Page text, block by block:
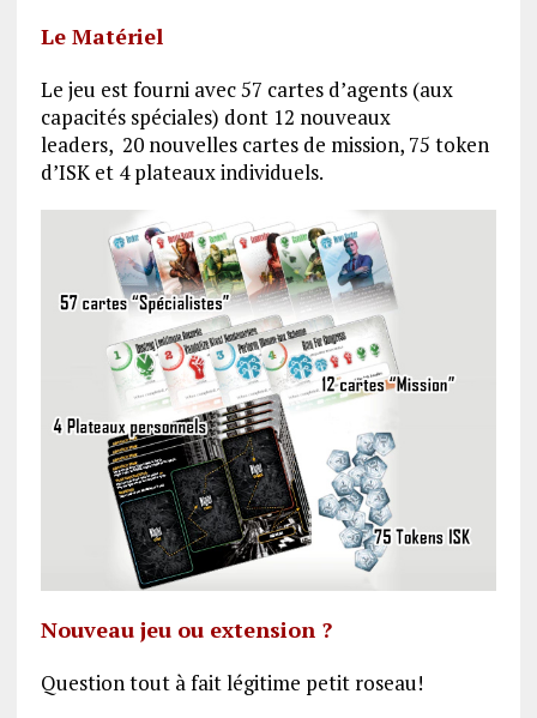
Le Matériel
Le jeu est fourni avec 57 cartes d’agents (aux
capacités spéciales) dont 12 nouveaux
leaders, 20 nouvelles cartes de mission, 75 token
d’ISK et 4 plateaux individuels.
Nouveau jeu ou extension ?
Question tout à fait légitime petit roseau!